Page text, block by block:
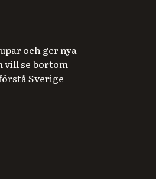
och ger nya
vill se bortom
Sverige